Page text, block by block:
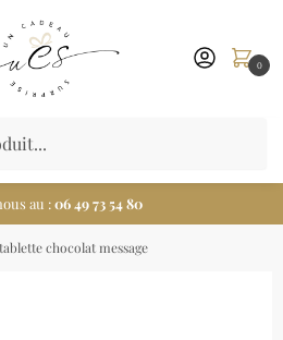
0
au :06 49 73 54 80
chocolat message